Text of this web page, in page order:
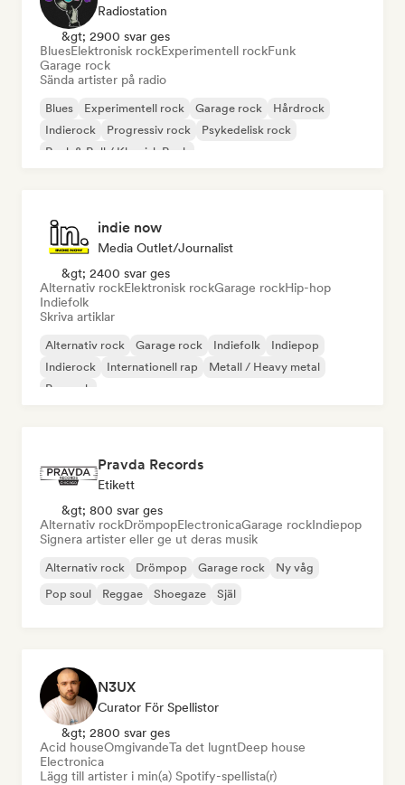
Radiostation
&gt; 2900 svar ges
BluesElektronisk rockExperimentell rockFunk
Garage rock
Sända artister på radio
Blues Experimentell rock Garage rock
Hårdrock
Indierock
Progressiv rock
Psykedelisk rock
Rock & Roll / Klassisk Rock
indie now
Media Outlet/Journalist
&gt; 2400 svar ges
Alternativ rockElektronisk rockGarage rockHip-hop
Indiefolk
Skriva artiklar
Alternativ rock Garage rock Indiefolk
Indiepop
Indierock
Internationell rap
Metall / Heavy metal
Poprock
Pravda Records
Etikett
&gt; 800 svar ges
Alternativ rockDrömpopElectronicaGarage rockIndiepop
Signera artister eller ge ut deras musik
Alternativ rock Drömpop Garage rock
Ny våg
Pop soul
Reggae Shoegaze Själ
N3UX
Curator För Spellistor
&gt; 2800 svar ges
Acid houseOmgivandeTa det lugntDeep house
Electronica
Lägg till artister i min(a) Spotify-spellista(r)